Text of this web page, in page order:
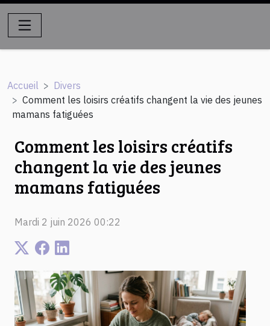
Accueil
Divers
Comment les loisirs créatifs changent la vie des jeunes
mamans fatiguées
Comment les loisirs créatifs
changent la vie des jeunes
mamans fatiguées
Mardi 2 juin 2026 00:22